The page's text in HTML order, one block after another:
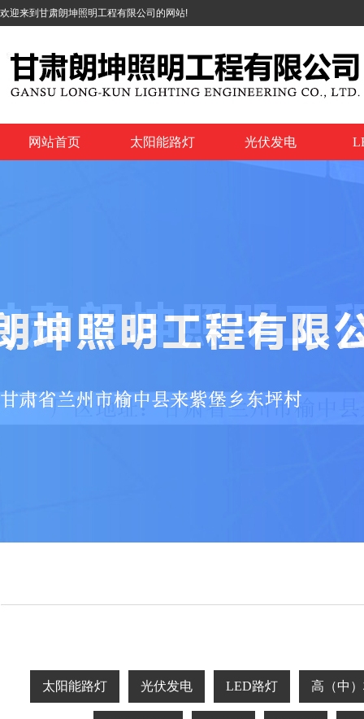
欢迎来到甘肃朗坤照明工程有限公司的网站!
网站首页 太阳能路灯 光伏发电
太阳能路灯 光伏发电 LED路灯 高（中